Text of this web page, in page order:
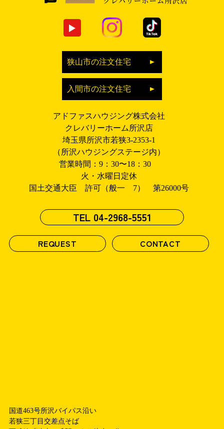
狭山市の注文住宅
入間市の注文住宅
アドファスハウジング株式会社
クレバリーホーム所沢店
埼玉県所沢市若狭3-2353-1
（所沢ハウジングステージ内）
営業時間：9：30〜18：30
火・水曜日定休
国土交通大臣 許可（般一 7） 第26000号
TEL04-2968-5551
REQUEST CONTACT
国道463号所沢バイパス沿い
若狭三丁目交差点そば